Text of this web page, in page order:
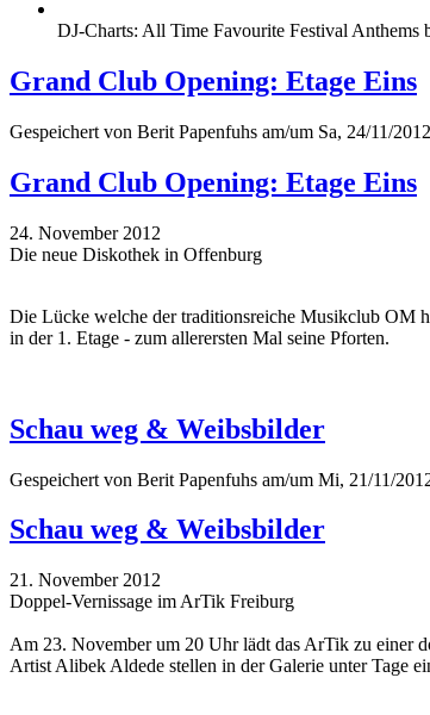
DJ-Charts: All Time Favourite Festival
Grand Club Opening: Etage Eins
Gespeichert von Berit Papenfuhs am/um Sa, 24/11/
Grand Club Opening: Etage Eins
24. November 2012
Die neue Diskothek in Offenburg
Die Lücke welche der traditionsreiche Musikclub OM
in der 1. Etage - zum allerersten Mal seine Pforten.
Schau weg & Weibsbilder
Gespeichert von Berit Papenfuhs am/um Mi, 21/11/
Schau weg & Weibsbilder
21. November 2012
Doppel-Vernissage im ArTik Freiburg
Am 23. November um 20 Uhr lädt das ArTik zu einer
Artist Alibek Aldede stellen in der Galerie unter Tage